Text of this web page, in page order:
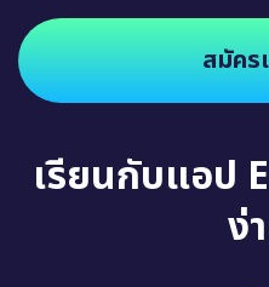
สมัคร
เรียนกับแอป
ง่